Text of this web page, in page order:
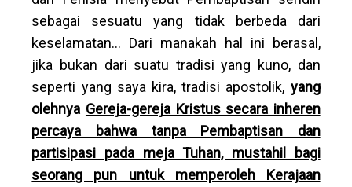
sebagai sesuatu yang tidak berbeda dari
keselamatan… Dari manakah hal ini berasal,
jika bukan dari suatu tradisi yang kuno, dan
seperti yang saya kira, tradisi apostolik, yang
olehnya Gereja-gereja Kristus secara inheren
percaya bahwa tanpa Pembaptisan dan
partisipasi pada meja Tuhan, mustahil bagi
seorang pun untuk memperoleh Kerajaan